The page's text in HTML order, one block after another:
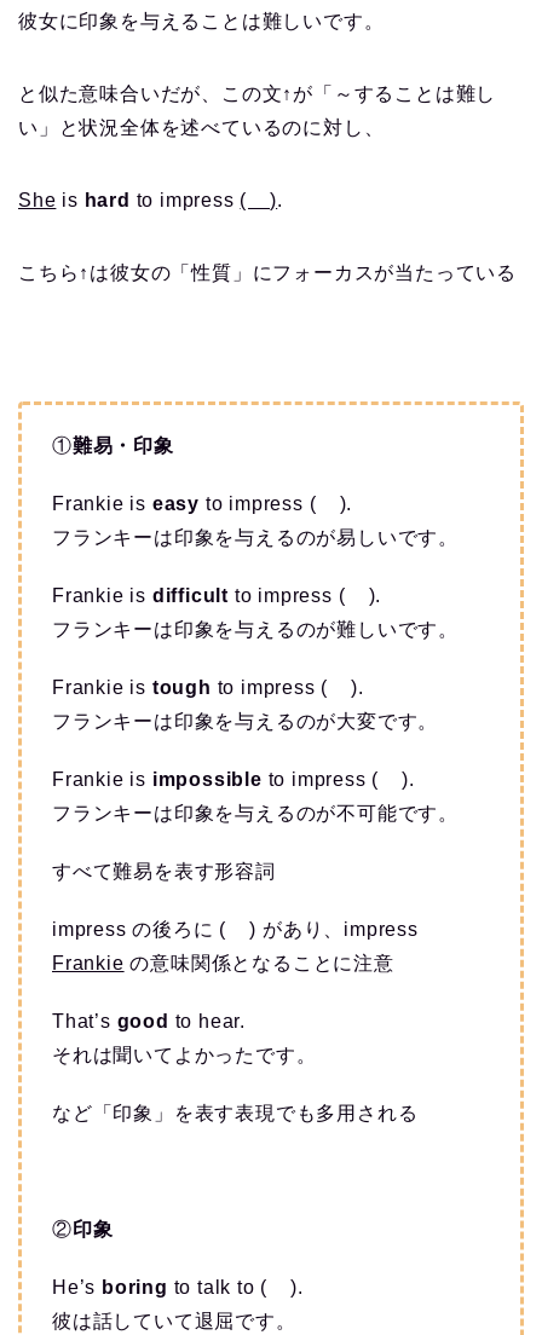
彼女に印象を与えることは難しいです。
と似た意味合いだが、 この文↑が 「～することは難し
い」と状況全体を述べているのに対し、
She is hard to impress ( ).
こちら↑は彼女の「性質」にフォーカスが当たっている
①難易・印象
Frankie is easy to impress ( ).
フランキーは印象を与えるのが易しいです。
Frankie is difficult to impress ( ).
フランキーは印象を与えるのが難しいです。
Frankie is tough to impress ( ).
フランキーは印象を与えるのが大変です。
Frankie is impossible to impress ( ).
フランキーは印象を与えるのが不可能です。
すべて難易を表す形容詞
impress の後ろに ( ) があり、impress
Frankie の意味関係となることに注意
That’s good to hear.
それは聞いてよかったです。
など「印象」を表す表現でも多用される
②印象
He’s boring to talk to ( ).
彼は話していて退屈です。